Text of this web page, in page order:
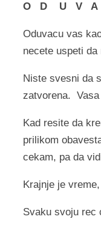
O D U
Oduvacu vas
necete uspeti
Niste svesni da
zatvorena.
Kad resite da
prilikom
cekam, pa da
Krajnje je
Svaku svoju rec